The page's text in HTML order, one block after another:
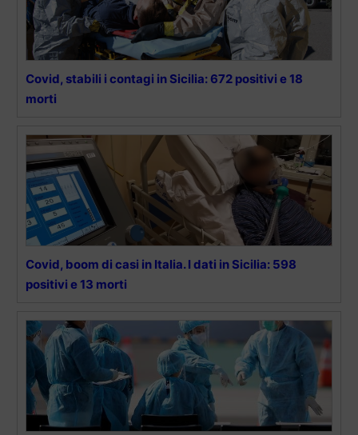
Covid, stabili i contagi in Sicilia: 672 positivi e 18
morti
Covid, boom di casi in Italia. I dati in Sicilia: 598
positivi e 13 morti